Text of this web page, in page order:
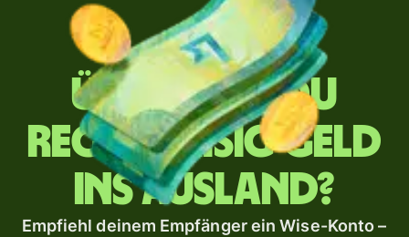
Überweist du
regelmäßig Geld
ins Ausland?
Empfiehl deinem Empfänger ein Wise-Konto –